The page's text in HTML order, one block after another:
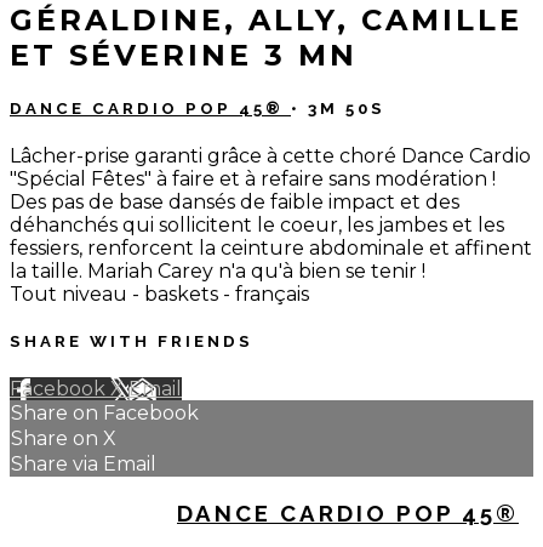
GÉRALDINE, ALLY, CAMILLE
ET SÉVERINE 3 MN
DANCE CARDIO POP 45® • 3M 50S
Lâcher-prise garanti grâce à cette choré Dance Cardio
"Spécial Fêtes" à faire et à refaire sans modération !
Des pas de base dansés de faible impact et des
déhanchés qui sollicitent le coeur, les jambes et les
fessiers, renforcent la ceinture abdominale et affinent
la taille. Mariah Carey n'a qu'à bien se tenir !
Tout niveau - baskets - français
SHARE WITH FRIENDS
Facebook XEmail
Share on Facebook
Share on X
Share via Email
DANCE CARDIO POP 45®